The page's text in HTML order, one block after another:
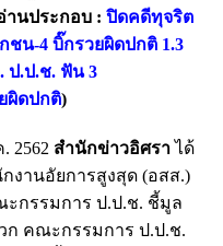
านประกอบ : ปิดคดีทุจริต
ชน-4 บิ๊กรวยผิดปกติ 1.3
ป.ป.ช. ฟัน 3
ผิดปกติ)
2562 สำนักข่าวอิศราได้
งานอัยการสูงสุด (อสส.)
กรรมการ ป.ป.ช. ชี้มูล
ก คณะกรรมการ ป.ป.ช.